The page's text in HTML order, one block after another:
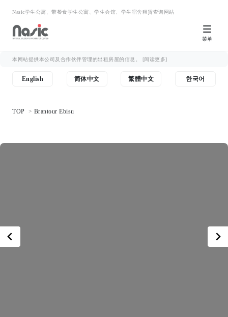
Nasic学生公寓、带餐食学生公寓、学生会馆、学生宿舍租赁查询网站
菜单
本网站提供本公司及合作伙伴管理的出租房屋的信息。 [阅读更多]
English 简体中文 繁體中文 한국어
TOP Brantour Ebisu